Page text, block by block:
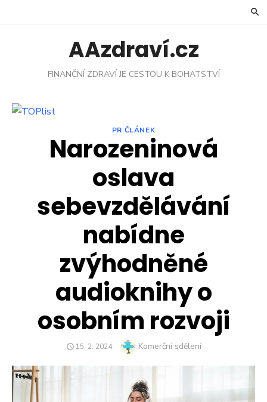
AAzdraví.cz
FINANČNÍ ZDRAVÍ JE CESTOU K BOHATSTVÍ
PR ČLÁNEK
Narozeninová
oslava
sebevzdělávání
nabídne
zvýhodněné
audioknihy o
osobním rozvoji
POSTED
15. 2. 2024 Author
Komerční sdělení